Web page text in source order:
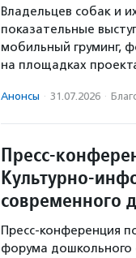
Владельцев собак и
показательные
мобильный груминг,
на площадках
Анонсы · 31.07.2026 ·
Пресс-
Культурно-
современного
Пресс-конференция
форума дошкольного